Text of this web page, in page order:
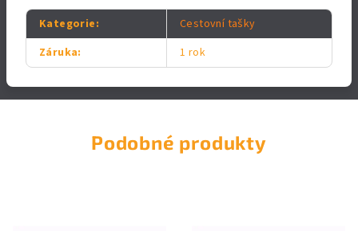
Kategorie:
Cestovní tašky
Záruka: 1 rok
Podobné produkty